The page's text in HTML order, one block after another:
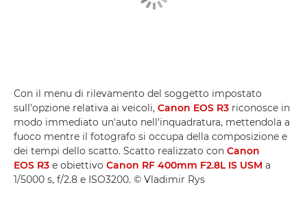
Con il menu di rilevamento del soggetto impostato
sull'opzione relativa ai veicoli, Canon EOS R3 riconosce in
modo immediato un'auto nell'inquadratura, mettendola a
fuoco mentre il fotografo si occupa della composizione e
dei tempi dello scatto. Scatto realizzato con Canon
EOS R3 e obiettivo Canon RF 400mm F2.8L IS USM a
1/5000 s, f/2.8 e ISO3200. © Vladimir Rys